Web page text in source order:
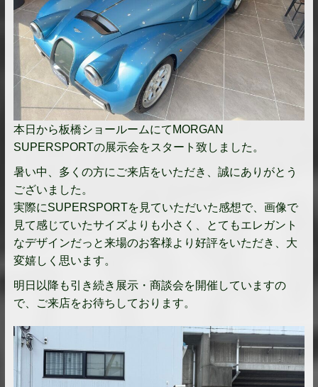
本日から板橋ショールームにてMORGAN
SUPERSPORTの展示会をスタート致しました。
暑い中、多くの方にご来店をいただき、誠にありがとう
ございました。
実際にSUPERSPORTを見ていただいた感想で、画像で
見て感じていたサイズよりも小さく、とてもエレガント
なデザインだっと来場のお客様より好評をいただき、大
変嬉しく思います。
明日以降も引き続き展示・商談会を開催していますの
で、ご来店をお待ちしております。